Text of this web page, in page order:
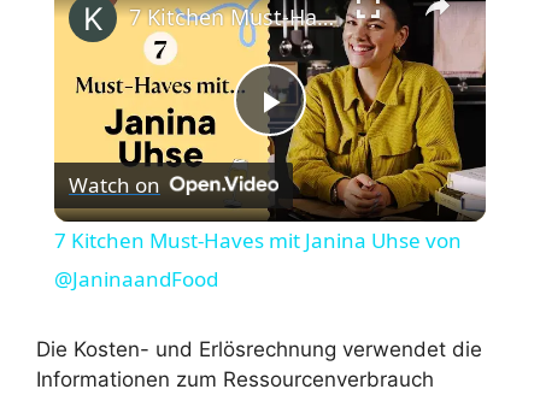
P
l
y
7 Kitchen Must-Haves mit Janina Uhse von @JaninaandFood
Watch on
7 Kitchen Must-Haves mit Janina Uhse von
@JaninaandFood
Die Kosten- und Erlösrechnung verwendet die
Informationen zum Ressourcenverbrauch